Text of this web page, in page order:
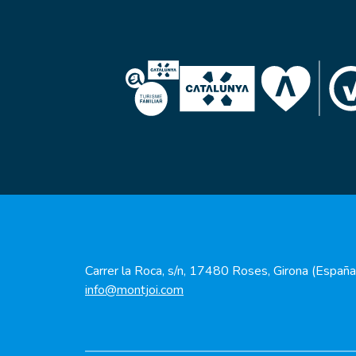
Carrer la Roca, s/n, 17480 Roses, Girona
info@montjoi.com